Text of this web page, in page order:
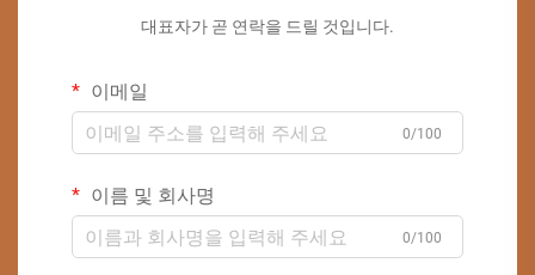
대표자가 곧 연락을 드릴 것입니다.
이메일
0/100
이름 및 회사명
0/100